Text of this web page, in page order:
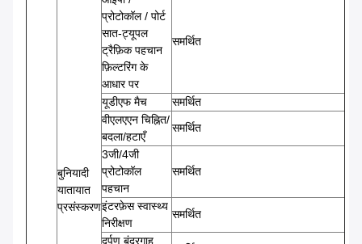
बुनियादी
यातायात
प्रसंस्करण
प्रोटोकॉल / पोर्ट
सात-ट्यूपल
ट्रैफ़िक पहचान
फ़िल्टरिंग के
आधार पर
समर्थित
यूडीएफ मैच
समर्थित
वीएलएएन चिह्नित/
बदला/हटाएँ
समर्थित
3जी/4जी
प्रोटोकॉल
पहचान
समर्थित
इंटरफ़ेस स्वास्थ्य
निरीक्षण
समर्थित
दर्पण बंदरगाह